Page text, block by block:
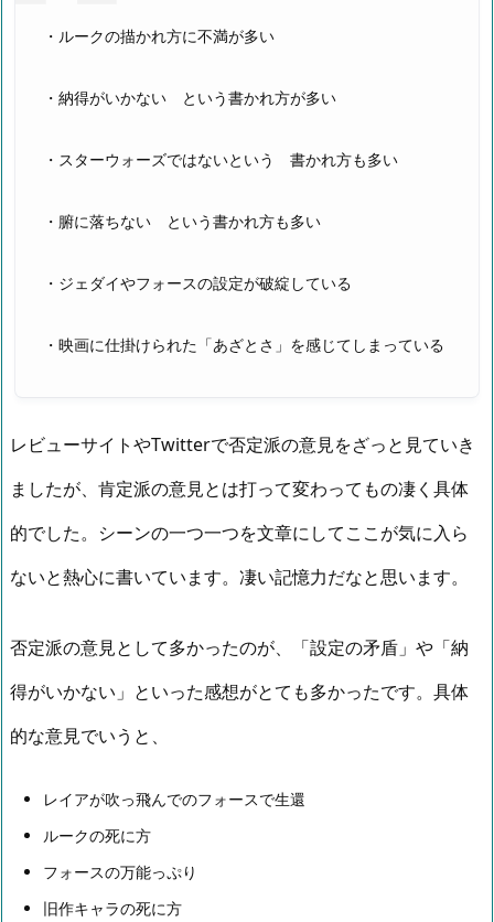
・ルークの描かれ方に不満が多い
・納得がいかない という書かれ方が多い
・スターウォーズではないという 書かれ方も多い
・腑に落ちない という書かれ方も多い
・ジェダイやフォースの設定が破綻している
・映画に仕掛けられた「あざとさ」を感じてしまっている
レビューサイトやTwitterで否定派の意見をざっと見ていき
ましたが、肯定派の意見とは打って変わってもの凄く具体
的でした。シーンの一つ一つを文章にしてここが気に入ら
ないと熱心に書いています。凄い記憶力だなと思います。
否定派の意見として多かったのが、「設定の矛盾」や「納
得がいかない」といった感想がとても多かったです。具体
的な意見でいうと、
レイアが吹っ飛んでのフォースで生還
ルークの死に方
フォースの万能っぷり
旧作キャラの死に方